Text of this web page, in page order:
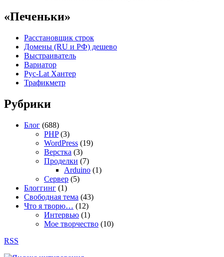
«Печеньки»
Расстановщик строк
Домены (RU и РФ) дешево
Выстраиватель
Вариатор
Рус-Lat Хантер
Трафикметр
Рубрики
Блог (688)
PHP(3)
WordPress (19)
Верстка (3)
Проделки (7)
Arduino (1)
Сервер (5)
Блоггинг (1)
Свободная тема (43)
Что я творю… (12)
Интервью (1)
Мое творчество (10)
RSS